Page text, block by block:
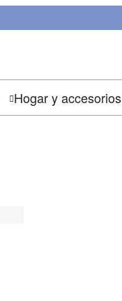
Hogar y accesorios